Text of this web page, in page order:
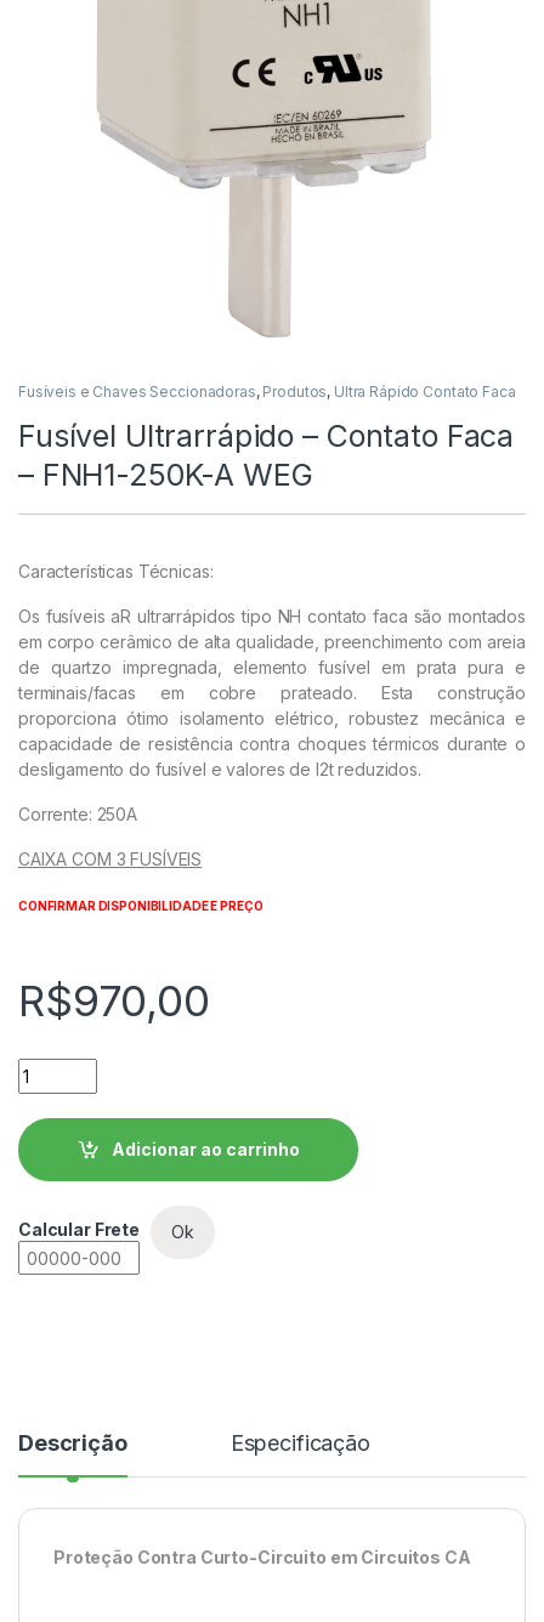
Fusíveis e Chaves Seccionadoras, Produtos, Ultra Rápido Contato Faca
Fusível Ultrarrápido – Contato Faca
– FNH1-250K-A WEG
Características Técnicas:
Os fusíveis aR ultrarrápidos tipo NH contato faca são montados
em corpo cerâmico de alta qualidade, preenchimento com areia
de quartzo impregnada, elemento fusível em prata pura e
terminais/facas em cobre prateado. Esta construção
proporciona ótimo isolamento elétrico, robustez mecânica e
capacidade de resistência contra choques térmicos durante o
desligamento do fusível e valores de I2t reduzidos.
Corrente: 250A
CAIXA COM 3 FUSÍVEIS
CONFIRMAR DISPONIBILIDADE E PREÇO
R$970,00
Fusível Ultrarrápido - Contato Faca - FNH1-250K-A WEG
Adicionar ao carrinho
Calcular Frete Ok
Descrição Especificação
Proteção Contra Curto-Circuito em Circuitos CA